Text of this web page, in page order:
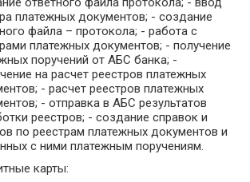
платежных документов; - создание
файла – протокола; - работа с
платежных документов; - получение
поручений от АБС банка; -
на расчет реестров платежных
- расчет реестров платежных
- отправка в АБС результатов
реестров; - создание справок и
по реестрам платежных документов и
с ними платежным поручениям.
карты: